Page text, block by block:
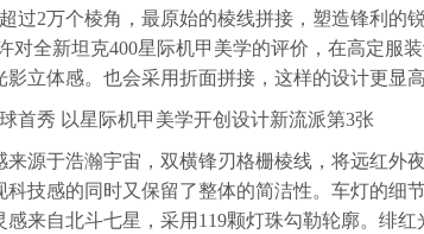
过2万个棱角，最原始的棱线拼接，塑造锋利的
对全新坦克400星际机甲美学的评价，在高定服
立体感。也会采用折面拼接，这样的设计更显高
来源于浩瀚宇宙，双横锋刃格栅棱线，将远红外
科技感的同时又保留了整体的简洁性。车灯的细
感来自北斗七星，采用119颗灯珠勾勒轮廓。绯